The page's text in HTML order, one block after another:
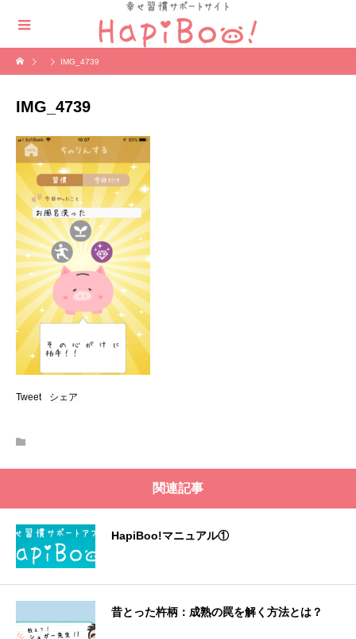
IMG_4739
IMG_4739
Tweet シェア
関連記事
HapiBoo!マニュアル①
昔とった杵柄：成熟の罠を解く方法とは？